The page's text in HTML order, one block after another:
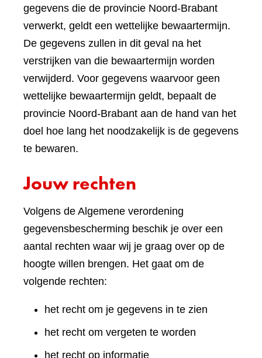
gegevens die de provincie Noord-Brabant
verwerkt, geldt een wettelijke bewaartermijn.
De gegevens zullen in dit geval na het
verstrijken van die bewaartermijn worden
verwijderd. Voor gegevens waarvoor geen
wettelijke bewaartermijn geldt, bepaalt de
provincie Noord-Brabant aan de hand van het
doel hoe lang het noodzakelijk is de gegevens
te bewaren.
Jouw rechten
Volgens de Algemene verordening
gegevensbescherming beschik je over een
aantal rechten waar wij je graag over op de
hoogte willen brengen. Het gaat om de
volgende rechten:
het recht om je gegevens in te zien
het recht om vergeten te worden
het recht op informatie